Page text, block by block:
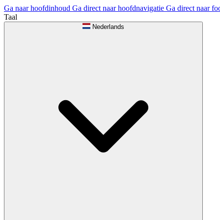
Ga naar hoofdinhoud Ga direct naar hoofdnavigatie Ga direct naar
Taal
Nederlands